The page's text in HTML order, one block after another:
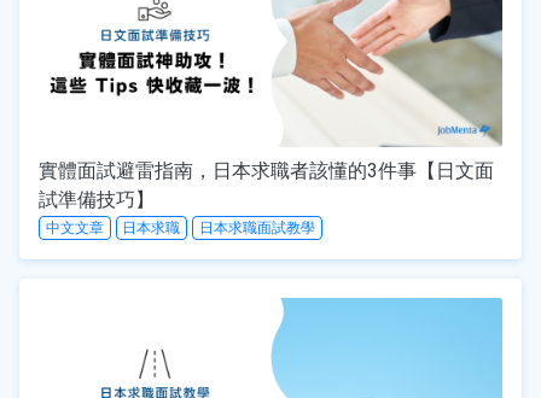
實體面試避雷指南，日本求職者該懂的3件事【日文面
試準備技巧】
中文文章 日本求職 日本求職面試教學